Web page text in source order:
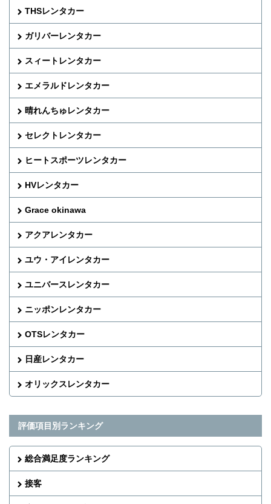
THSレンタカー
ガリバーレンタカー
スィートレンタカー
エメラルドレンタカー
晴れんちゅレンタカー
セレクトレンタカー
ヒートスポーツレンタカー
HVレンタカー
Grace okinawa
アクアレンタカー
ユウ・アイレンタカー
ユニバースレンタカー
ニッポンレンタカー
OTSレンタカー
日産レンタカー
オリックスレンタカー
評価項目別ランキング
総合満足度ランキング
接客